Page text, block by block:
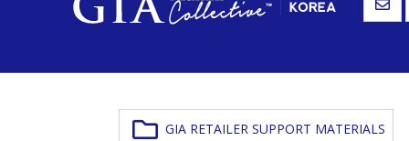
GIA RETAILER SUPPORT MATERIALS